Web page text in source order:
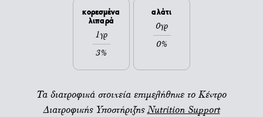
κορεσμένα
λιπαρά
1γρ
3%
αλάτι
0γρ
0%
Τα διατροφικά στοιχεία επιμελήθηκε το Κέντρο
Διατροφικής ΥποστήριξηςNutrition Support